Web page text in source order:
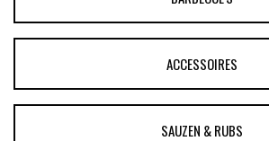
ACCESSOIRES
SAUZEN & RUBS